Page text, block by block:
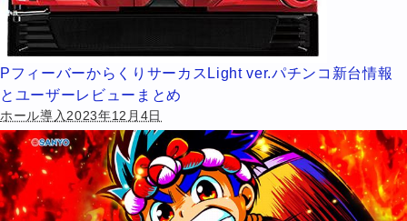
PフィーバーからくりサーカスLight ver.パチンコ新台情報
とユーザーレビューまとめ
ホール導入2023年12月4日